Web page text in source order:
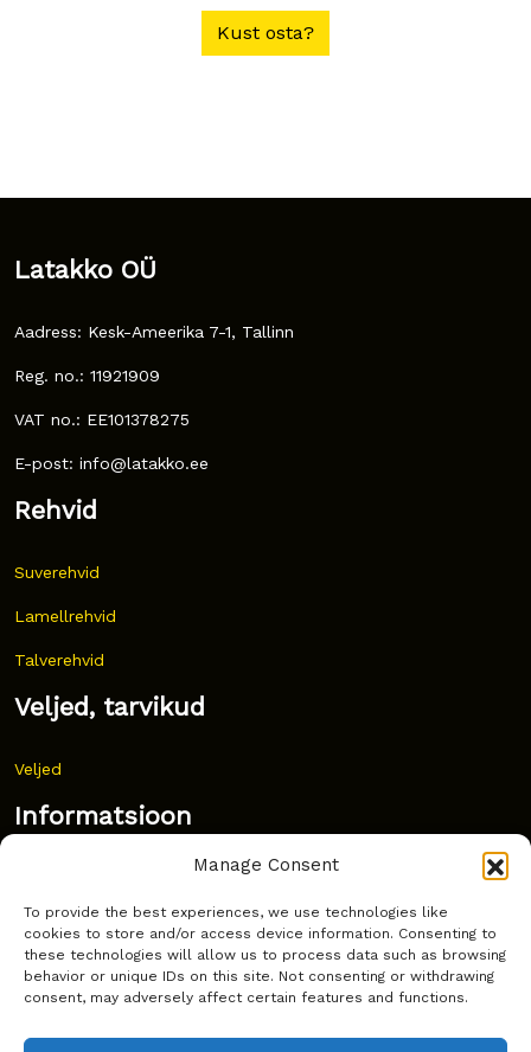
Manage Consent
To provide the best experiences, we use technologies like
cookies to store and/or access device information. Consenting to
these technologies will allow us to process data such as browsing
behavior or unique IDs on this site. Not consenting or withdrawing
consent, may adversely affect certain features and functions.
Kust osta?
Latakko OÜ
Aadress: Kesk-Ameerika 7-1, Tallinn
Reg. no.: 11921909
VAT no.: EE101378275
E-post: info@latakko.ee
Rehvid
Suverehvid
Lamellrehvid
Talverehvid
Veljed, tarvikud
Veljed
Informatsioon
Korduma kippuvad küsimused
Kust osta?
Küpsiste poliitika